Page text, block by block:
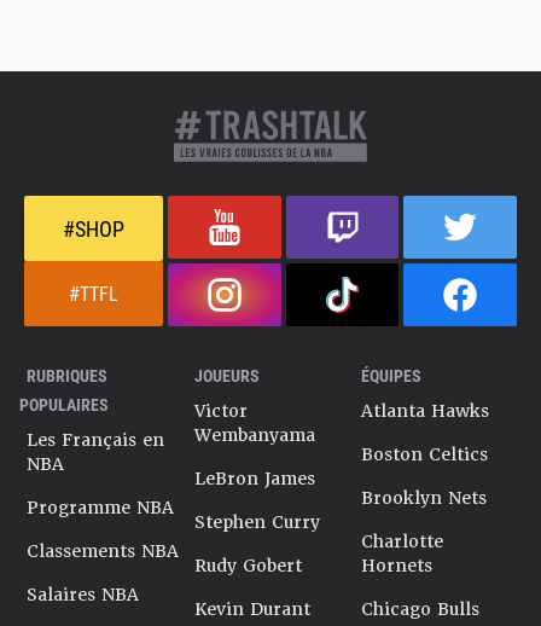
#SHOP
#TTFL
RUBRIQUES
POPULAIRES
Les Français en
NBA
Programme NBA
Classements NBA
Salaires NBA
JOUEURS
Victor
Wembanyama
LeBron James
Stephen Curry
Rudy Gobert
Kevin Durant
ÉQUIPES
Atlanta Hawks
Boston Celtics
Brooklyn Nets
Charlotte
Hornets
Chicago Bulls